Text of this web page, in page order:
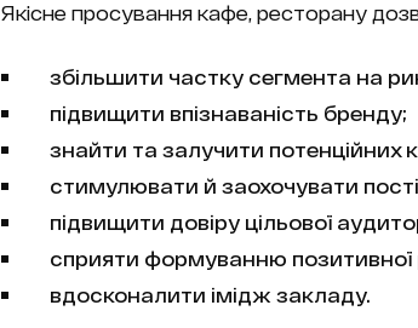
Якісне просування кафе, ресторану
збільшити частку сегмента на
підвищити впізнаваність бренду;
знайти та залучити потенційних
стимулювати й заохочувати
підвищити довіру цільової
сприяти формуванню позитивної
вдосконалити імідж закладу.